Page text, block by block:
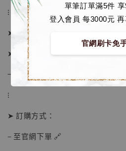
單筆訂單滿5件
登入會員 每3000元
官網刷卡免
【店內現貨】海賊王 系
摩 [7STARS Studio]
NT$ 1,500
NT$ 1,870
⁝
➤ 預購截止日：限量額滿即止
➤ 預計發貨日：待工作室通知
→ 僅供參考, 以廠商實際出貨時間為
⁝
➤ 訂購方式：
– 至官網下單 🔗